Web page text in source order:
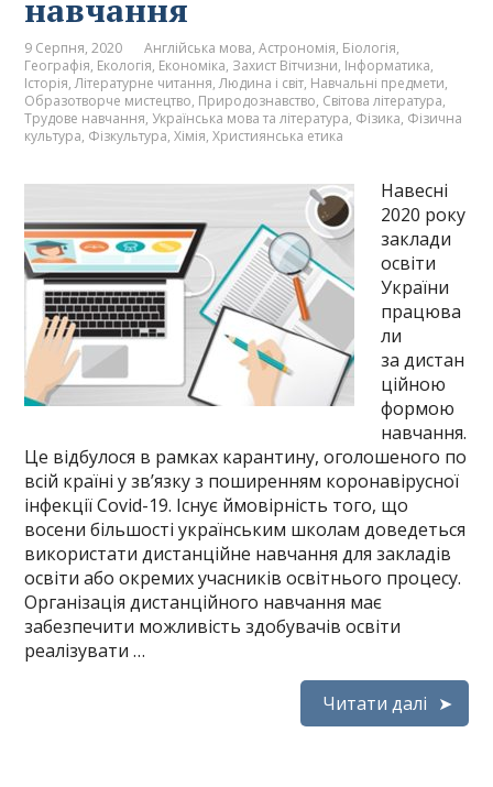
навчання
9 Серпня, 2020 Англійська мова,Астрономія, Біологія,
Географія, Екологія, Економіка, Захист Вітчизни, Інформатика,
Історія,Літературне читання,Людина і світ, Навчальні предмети,
Образотворче мистецтво, Природознавство, Світова література,
Трудове навчання, Українська мова та література, Фізика, Фізична
культура, Фізкультура,Хімія,Християнська етика
Навесні
2020 року
заклади
освіти
України
працюва
ли
за дистан
ційною
формою
навчання.
Це відбулося в рамках карантину, оголошеного по
всій країні у зв’язку з поширенням коронавірусної
інфекції Covid-19. Існує ймовірність того, що
восени більшості українським школам доведеться
використати дистанційне навчання для закладів
освіти або окремих учасників освітнього процесу.
Організація дистанційного навчання має
забезпечити можливість здобувачів освіти
реалізувати …
Читати далі